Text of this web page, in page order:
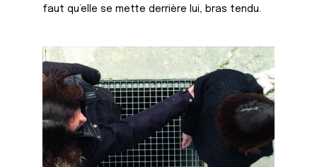
faut qu’elle se mette derrière lui, bras tendu.